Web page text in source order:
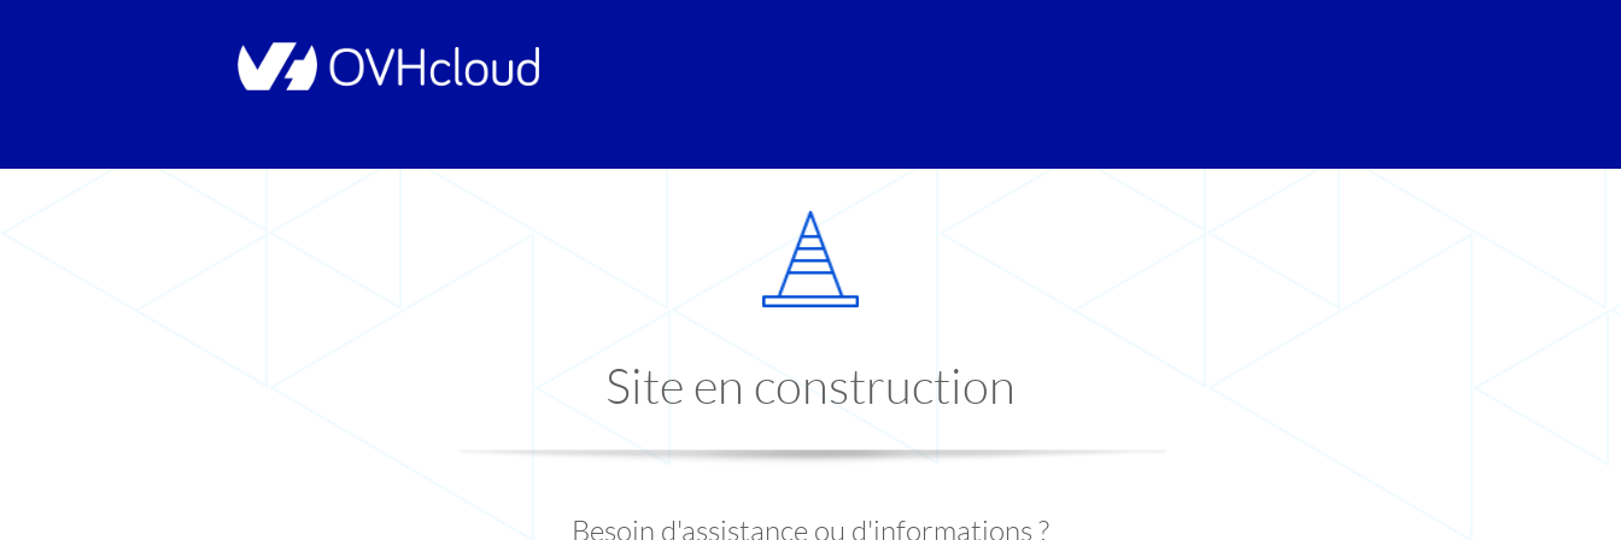
Site en construction
Besoin d'assistance ou d'informations ?